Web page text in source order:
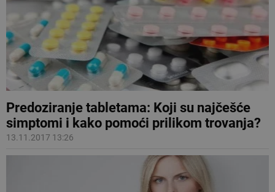
Predoziranje tabletama: Koji su najčešće
simptomi i kako pomoći prilikom trovanja?
13.11.2017 13:26